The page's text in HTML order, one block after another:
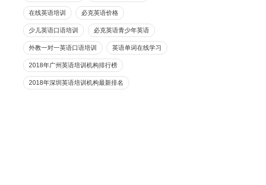
在线英语培训 必克英语价格
少儿英语口语培训 必克英语青少年英语
外教一对一英语口语培训 英语单词在线学习
2018年广州英语培训机构排行榜
2018年深圳英语培训机构最新排名